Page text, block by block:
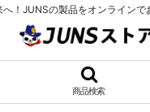
！JUNSの製品をオンラインで
商品検索